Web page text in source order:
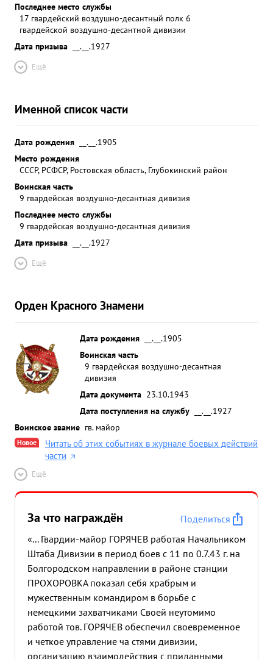
Последнее место службы
17 гвардейский воздушно-десантный полк 6
гвардейской воздушно-десантной дивизии
Дата призыва
__.__.1927
Ещё
Именной список части
Дата рождения
__.__.1905
Место рождения
СССР, РСФСР, Ростовская область, Глубокинский район
Воинская часть
9 гвардейская воздушно-десантная дивизия
Последнее место службы
9 гвардейская воздушно-десантная дивизия
Дата призыва
__.__.1927
Ещё
Орден Красного Знамени
Дата рождения
__.__.1905
Воинская часть
9 гвардейская воздушно-десантная
дивизия
Дата документа 23.10.1943
Дата поступления на службу
__.__.1927
Воинское звание гв. майор
Новое
Читать об этих событиях в журнале боевых действий
части
Ещё
За что награждён
Поделиться
«... Гвардии-майор ГОРЯЧЕВ работая Начальником
Штаба Дивизии в период боев с 11 по 0.7.43 г. на
Болгородском направлении в районе станции
ПРОХОРОВКА показал себя храбрым и
мужественным командиром в борьбе с
немецкими захватчиками Своей неутомимо
работой тов. ГОРЯЧЕВ обеспечил своевременное
и четкое управление ча стями дивизии,
организацию взаимодействия с приданными